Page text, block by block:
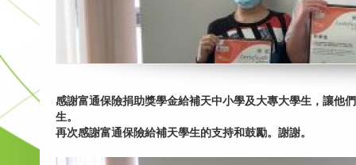
感謝富通保險捐助獎學金給補天中小學及大專大學生，讓他
生。
再次感謝富通保險給補天學生的支持和鼓勵。謝謝。